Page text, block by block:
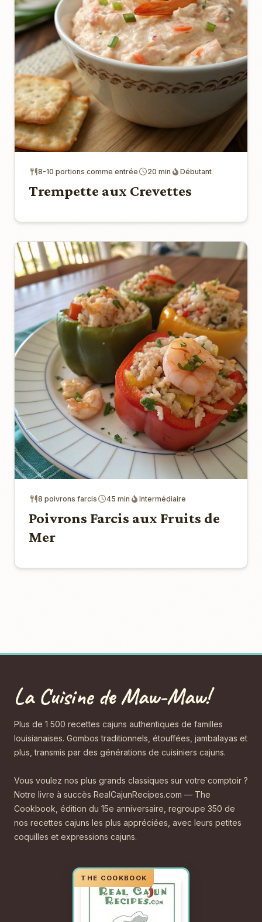
8-10 portions comme entrée 20 min Débutant
Trempette aux Crevettes
8 poivrons farcis 45 min Intermédiaire
Poivrons Farcis aux Fruits de
Mer
La Cuisine de Maw-Maw!
Plus de 1 500 recettes cajuns authentiques de familles
louisianaises. Gombos traditionnels, étouffées, jambalayas et
plus, transmis par des générations de cuisiniers cajuns.
Vous voulez nos plus grands classiques sur votre comptoir ?
Notre livre à succès RealCajunRecipes.com — The
Cookbook, édition du 15e anniversaire, regroupe 350 de
nos recettes cajuns les plus appréciées, avec leurs petites
coquilles et expressions cajuns.